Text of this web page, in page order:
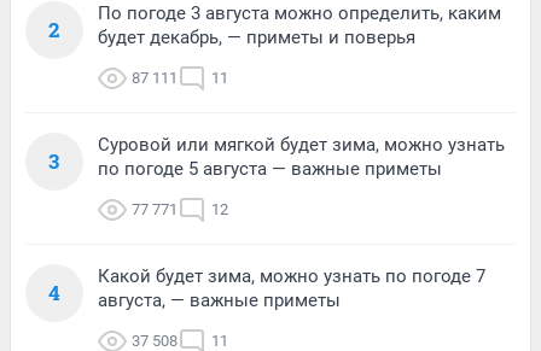
2
По погоде 3 августа можно определить, каким
будет декабрь, — приметы и поверья
87 111 11
3
Суровой или мягкой будет зима, можно узнать
по погоде 5 августа — важные приметы
77 771 12
4
Какой будет зима, можно узнать по погоде 7
августа, — важные приметы
37 508 11